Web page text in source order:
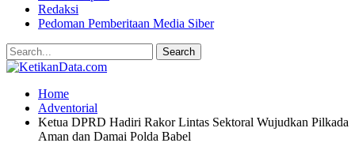
Redaksi
Pedoman Pemberitaan Media Siber
Home
Adventorial
Ketua DPRD Hadiri Rakor Lintas Sektoral Wujudkan Pilkada
Aman dan Damai Polda Babel